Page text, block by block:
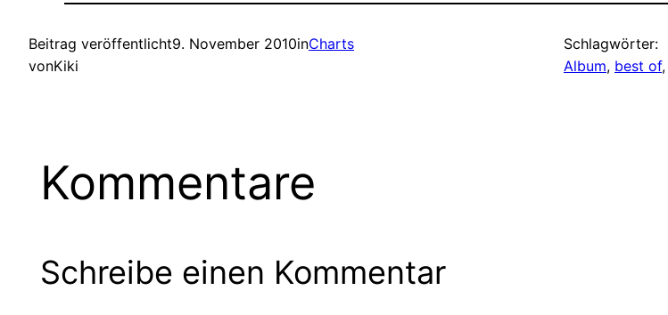
Beitrag veröffentlicht9. November 2010inCharts
vonKiki
Schlagwörter:
Album, best of,
Kommentare
Schreibe einen Kommentar